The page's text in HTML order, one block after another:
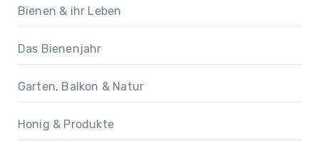
Bienen & ihr Leben
Das Bienenjahr
Garten, Balkon & Natur
Honig & Produkte